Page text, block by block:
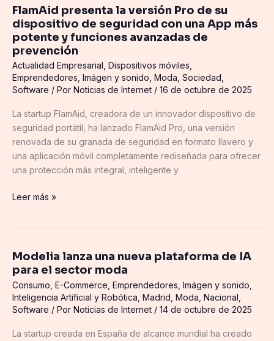
FlamAid presenta la versión Pro de su
dispositivo de seguridad con una App más
potente y funciones avanzadas de
prevención
Actualidad Empresarial Dispositivos móviles
Emprendedores Imágen y sonido Moda Sociedad
Software / Por Noticias de Internet / 16 de octubre de 2025
La startup FlamAid, creadora de un innovador dispositivo de
seguridad portátil, ha lanzado FlamAid Pro, una versión
renovada de su granada de seguridad en formato llavero y
una aplicación móvil completamente rediseñada para ofrecer
una protección más integral, inteligente y
prevención
Leer más »
Modelia lanza una nueva plataforma de IA
para el sector moda
Consumo E-Commerce Emprendedores Imágen y sonido
Inteligencia Artificial y Robótica Madrid Moda Nacional
Software / Por Noticias de Internet / 14 de octubre de 2025
La startup creada en España de alcance mundial ha creado
Modelia
lanza
una
nueva
plataforma